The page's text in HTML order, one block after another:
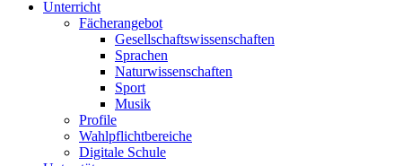
Unterricht
Fächerangebot
Gesellschaftswissenschaften
Sprachen
Naturwissenschaften
Sport
Musik
Profile
Wahlpflichtbereiche
Digitale Schule